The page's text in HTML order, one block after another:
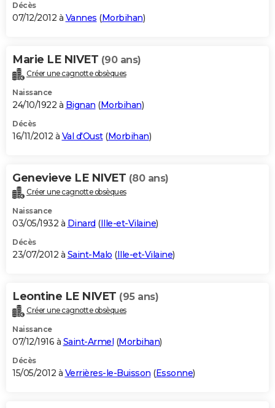
Décès
07/12/2012 à Vannes (Morbihan)
Marie LE NIVET (90 ans)
Créer une cagnotte obsèques
Naissance
24/10/1922 à Bignan (Morbihan)
Décès
16/11/2012 à Val d'Oust(Morbihan)
Genevieve LE NIVET (80 ans)
Créer une cagnotte obsèques
Naissance
03/05/1932 à Dinard (Ille-et-Vilaine)
Décès
23/07/2012 à Saint-Malo (Ille-et-Vilaine)
Leontine LE NIVET (95 ans)
Créer une cagnotte obsèques
Naissance
07/12/1916 à Saint-Armel (Morbihan)
Décès
15/05/2012 à Verrières-le-Buisson (Essonne)